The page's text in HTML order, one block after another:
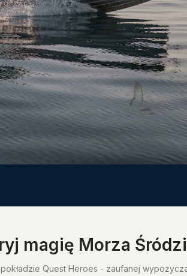
magię Morza
Quest Heroes - zaufanej